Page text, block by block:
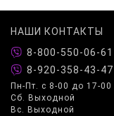
НАШИ КОНТАКТЫ
8-800-550-06-61
8-920-358-43-47
Пн-Пт. с 8-00 до 17-00
Сб. Выходной
Вс. Выходной